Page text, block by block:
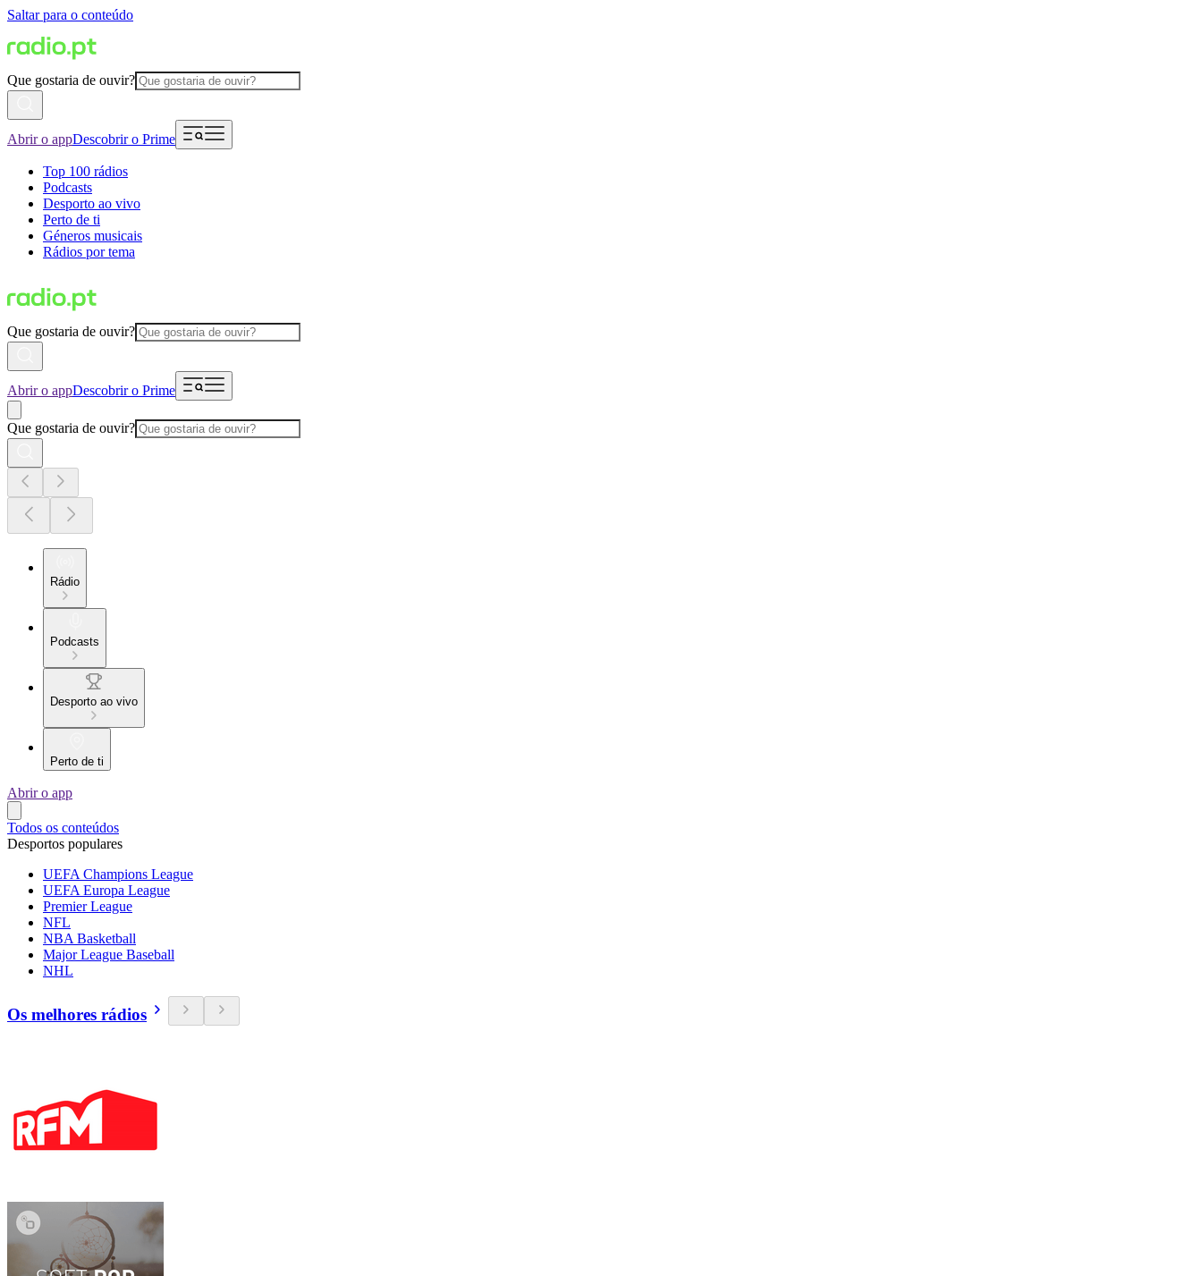
Saltar para o conteúdo
Que gostaria de ouvir?
Abrir o appDescobrir o Prime
Top 100 rádios
Podcasts
Desporto ao vivo
Perto de ti
Géneros musicais
Rádios por tema
Que gostaria de ouvir?
Abrir o appDescobrir o Prime
Que gostaria de ouvir?
Rádio
Podcasts
Desporto ao vivo
Perto de ti
Abrir o app
Todos os conteúdos
Desportos populares
UEFA Champions League
UEFA Europa League
Premier League
NFL
NBA Basketball
Major League Baseball
NHL
Os melhores rádios